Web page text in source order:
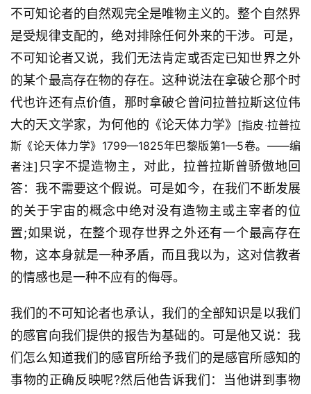
不可知论者的自然观完全是唯物主义的。整个自然界
是受规律支配的，绝对排除任何外来的干涉。可是，
不可知论者又说，我们无法肯定或否定已知世界之外
的某个最高存在物的存在。这种说法在拿破仑那个时
代也许还有点价值，那时拿破仑曾问拉普拉斯这位伟
大的天文学家，为何他的《论天体力学》 [指皮·拉普拉
斯《论天体力学》1799—1825年巴黎版第1—5卷。——编
者注] 只字不提造物主，对此，拉普拉斯曾骄傲地回
答：我不需要这个假说。可是如今，在我们不断发展
的关于宇宙的概念中绝对没有造物主或主宰者的位
置;如果说，在整个现存世界之外还有一个最高存在
物，这本身就是一种矛盾，而且我以为，这对信教者
的情感也是一种不应有的侮辱。
我们的不可知论者也承认，我们的全部知识是以我们
的感官向我们提供的报告为基础的。可是他又说：我
们怎么知道我们的感官所给予我们的是感官所感知的
事物的正确反映呢?然后他告诉我们：当他讲到事物